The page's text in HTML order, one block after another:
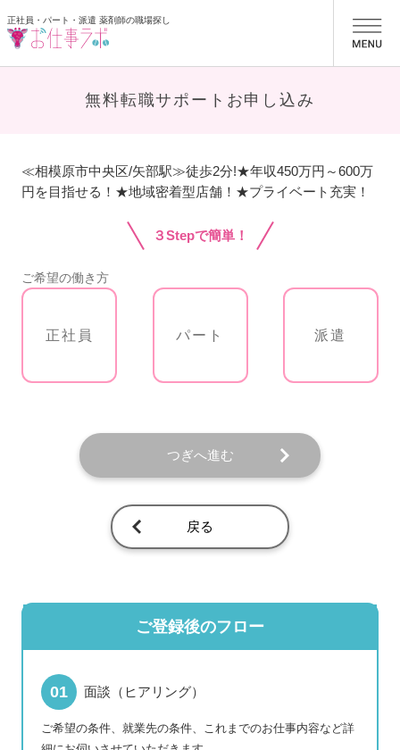
正社員・パート・派遣 薬剤師の職場探し
無料転職サポートお申し込み
≪相模原市中央区/矢部駅≫徒歩2分!★年収450万円～600万
円を目指せる！★地域密着型店舗！★プライベート充実！
３Stepで簡単！
ご希望の働き方
正社員 パート 派遣
つぎへ進む
戻る
ご登録後のフロー
面談（ヒアリング）
ご希望の条件、就業先の条件、これまでのお仕事内容など詳